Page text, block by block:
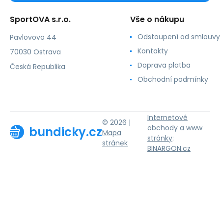
SportOVA s.r.o.
Pavlovova 44
70030 Ostrava
Česká Republika
Vše o nákupu
Odstoupení od smlouvy
Kontakty
Doprava platba
Obchodní podmínky
bundicky.cz
© 2026 |
Mapa
stránek
Internetové
obchody a www
stránky:
BINARGON.cz